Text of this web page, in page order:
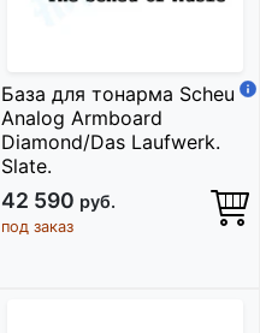
База для тонарма Scheu
Analog Armboard
Diamond/Das Laufwerk.
Slate.
42 590 руб.
под заказ